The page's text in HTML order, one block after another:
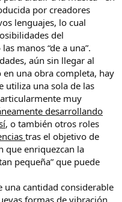
por creadores
lenguajes, lo cual
del
manos “de a una”.
aún sin llegar al
una obra completa, hay
utiliza una sola de las
muy
desarrollando
, o también otros roles
tras el objetivo de
que enriquezcan la
pequeña” que puede
una cantidad considerable
formas de vibración